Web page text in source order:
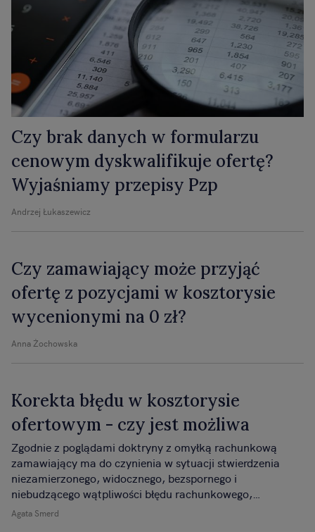
Czy brak danych w formularzu
cenowym dyskwalifikuje ofertę?
Wyjaśniamy przepisy Pzp
Andrzej Łukaszewicz
Czy zamawiający może przyjąć
ofertę z pozycjami w kosztorysie
wycenionymi na 0 zł?
Anna Żochowska
Korekta błędu w kosztorysie
ofertowym - czy jest możliwa
Agata Smerd
Zgodnie z poglądami doktryny z omyłką rachunkową
zamawiający ma do czynienia w sytuacji stwierdzenia
niezamierzonego, widocznego, bezspornego i
niebudzącego wątpliwości błędu rachunkowego,
polegającego na uzyskaniu nieprawidłowego wyniku